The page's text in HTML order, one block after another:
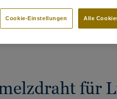
Verschweißung
für
Alle
Cookie-Einstellungen